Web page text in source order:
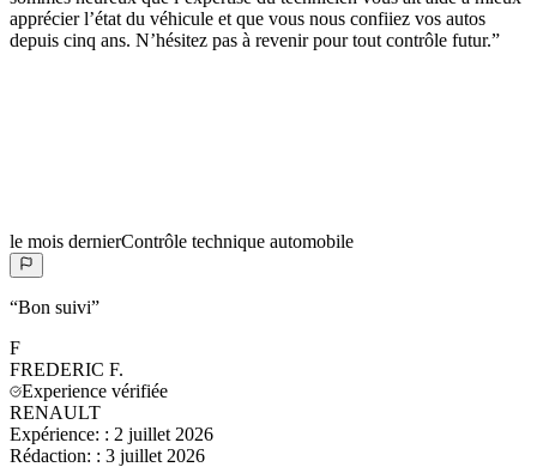
apprécier l’état du véhicule et que vous nous confiiez vos autos
depuis cinq ans. N’hésitez pas à revenir pour tout contrôle futur.”
le mois dernierContrôle technique automobile
“Bon suivi”
F
FREDERIC F.
Experience vérifiée
RENAULT
Expérience: : 2 juillet 2026
Rédaction: : 3 juillet 2026